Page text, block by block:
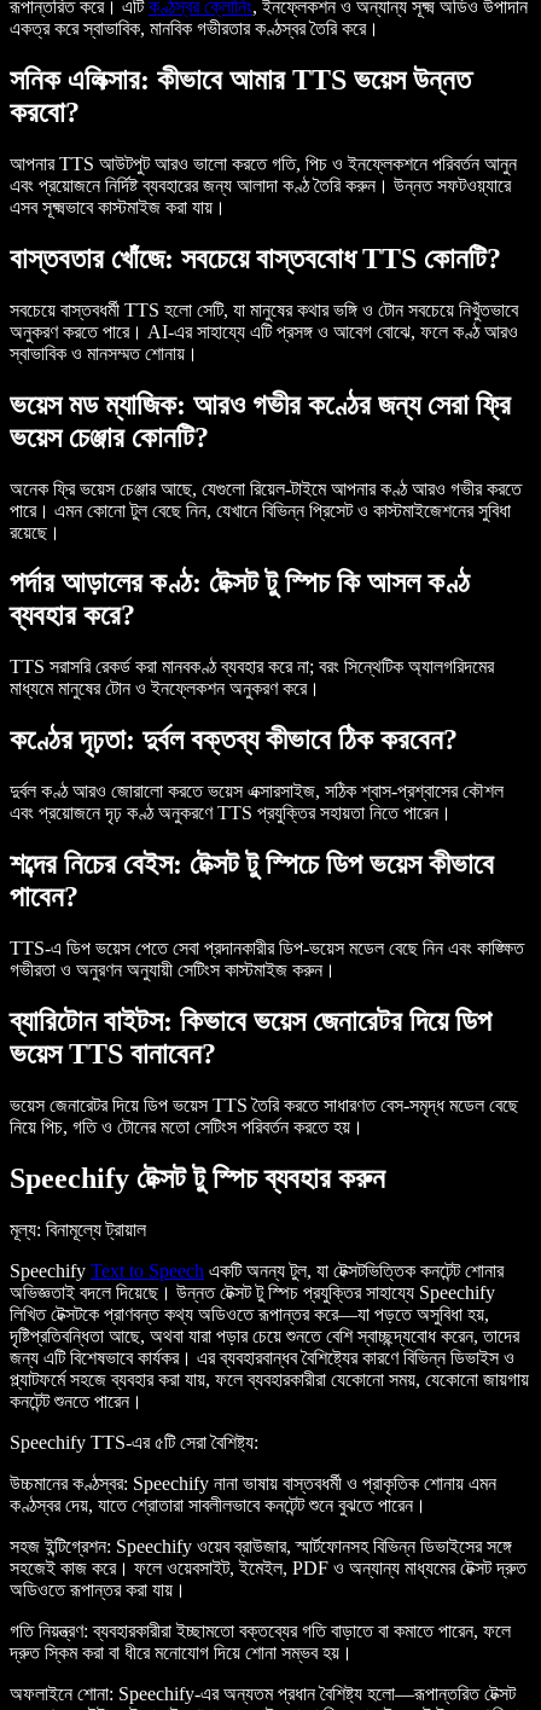
রূপান্তরিত করে। এটিকণ্ঠস্বর ক্লোনিং, ইনফ্লেকশন ও অন্যান্য সূক্ষ্ম অডিও উপাদান
একত্র করে স্বাভাবিক, মানবিক গভীরতার কণ্ঠস্বর তৈরি করে।
সনিক এলিক্সার: কীভাবে আমার TTS ভয়েস উন্নত
করবো?
আপনার TTS আউটপুট আরও ভালো করতে গতি, পিচ ও ইনফ্লেকশনে পরিবর্তন আনুন
এবং প্রয়োজনে নির্দিষ্ট ব্যবহারের জন্য আলাদা কণ্ঠ তৈরি করুন। উন্নত সফটওয়্যারে
এসব সূক্ষ্মভাবে কাস্টমাইজ করা যায়।
বাস্তবতার খোঁজে: সবচেয়ে বাস্তববোধ TTS কোনটি?
সবচেয়ে বাস্তবধর্মী TTS হলো সেটি, যা মানুষের কথার ভঙ্গি ও টোন সবচেয়ে নিখুঁতভাবে
অনুকরণ করতে পারে। AI-এর সাহায্যে এটি প্রসঙ্গ ও আবেগ বোঝে, ফলে কণ্ঠ আরও
স্বাভাবিক ও মানসম্মত শোনায়।
ভয়েস মড ম্যাজিক: আরও গভীর কণ্ঠের জন্য সেরা ফ্রি
ভয়েস চেঞ্জার কোনটি?
অনেক ফ্রি ভয়েস চেঞ্জার আছে, যেগুলো রিয়েল-টাইমে আপনার কণ্ঠ আরও গভীর করতে
পারে। এমন কোনো টুল বেছে নিন, যেখানে বিভিন্ন প্রিসেট ও কাস্টমাইজেশনের সুবিধা
রয়েছে।
পর্দার আড়ালের কণ্ঠ: টেক্সট টু স্পিচ কি আসল কণ্ঠ
ব্যবহার করে?
TTS সরাসরি রেকর্ড করা মানবকণ্ঠ ব্যবহার করে না; বরং সিন্থেটিক অ্যালগরিদমের
মাধ্যমে মানুষের টোন ও ইনফ্লেকশন অনুকরণ করে।
কণ্ঠের দৃঢ়তা: দুর্বল বক্তব্য কীভাবে ঠিক করবেন?
দুর্বল কণ্ঠ আরও জোরালো করতে ভয়েস এক্সারসাইজ, সঠিক শ্বাস-প্রশ্বাসের কৌশল
এবং প্রয়োজনে দৃঢ় কণ্ঠ অনুকরণে TTS প্রযুক্তির সহায়তা নিতে পারেন।
শব্দের নিচের বেইস: টেক্সট টু স্পিচে ডিপ ভয়েস কীভাবে
পাবেন?
TTS-এ ডিপ ভয়েস পেতে সেবা প্রদানকারীর ডিপ-ভয়েস মডেল বেছে নিন এবং কাঙ্ক্ষিত
গভীরতা ও অনুরণন অনুযায়ী সেটিংস কাস্টমাইজ করুন।
ব্যারিটোন বাইটস: কিভাবে ভয়েস জেনারেটর দিয়ে ডিপ
ভয়েস TTS বানাবেন?
ভয়েস জেনারেটর দিয়ে ডিপ ভয়েস TTS তৈরি করতে সাধারণত বেস-সমৃদ্ধ মডেল বেছে
নিয়ে পিচ, গতি ও টোনের মতো সেটিংস পরিবর্তন করতে হয়।
Speechify টেক্সট টু স্পিচ ব্যবহার করুন
মূল্য: বিনামূল্যে ট্রায়াল
Speechify Text to Speech একটি অনন্য টুল, যা টেক্সটভিত্তিক কনটেন্ট শোনার
অভিজ্ঞতাই বদলে দিয়েছে। উন্নত টেক্সট টু স্পিচ প্রযুক্তির সাহায্যে Speechify
লিখিত টেক্সটকে প্রাণবন্ত কথ্য অডিওতে রূপান্তর করে—যা পড়তে অসুবিধা হয়,
দৃষ্টিপ্রতিবন্ধিতা আছে, অথবা যারা পড়ার চেয়ে শুনতে বেশি স্বাচ্ছন্দ্যবোধ করেন, তাদের
জন্য এটি বিশেষভাবে কার্যকর। এর ব্যবহারবান্ধব বৈশিষ্ট্যের কারণে বিভিন্ন ডিভাইস ও
প্ল্যাটফর্মে সহজে ব্যবহার করা যায়, ফলে ব্যবহারকারীরা যেকোনো সময়, যেকোনো জায়গায়
কনটেন্ট শুনতে পারেন।
Speechify TTS-এর ৫টি সেরা বৈশিষ্ট্য:
উচ্চমানের কণ্ঠস্বর: Speechify নানা ভাষায় বাস্তবধর্মী ও প্রাকৃতিক শোনায় এমন
কণ্ঠস্বর দেয়, যাতে শ্রোতারা সাবলীলভাবে কনটেন্ট শুনে বুঝতে পারেন।
সহজ ইন্টিগ্রেশন: Speechify ওয়েব ব্রাউজার, স্মার্টফোনসহ বিভিন্ন ডিভাইসের সঙ্গে
সহজেই কাজ করে। ফলে ওয়েবসাইট, ইমেইল, PDF ও অন্যান্য মাধ্যমের টেক্সট দ্রুত
অডিওতে রূপান্তর করা যায়।
গতি নিয়ন্ত্রণ: ব্যবহারকারীরা ইচ্ছামতো বক্তব্যের গতি বাড়াতে বা কমাতে পারেন, ফলে
দ্রুত স্কিম করা বা ধীরে মনোযোগ দিয়ে শোনা সম্ভব হয়।
অফলাইনে শোনা: Speechify-এর অন্যতম প্রধান বৈশিষ্ট্য হলো—রূপান্তরিত টেক্সট